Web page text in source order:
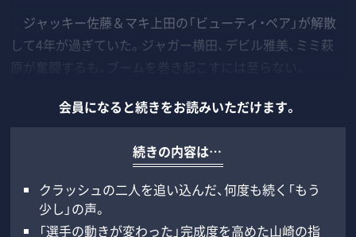
ジャッキー佐藤＆マキ上田の「ビューティ・ペア」が解散
して4年が過ぎていた。ジャガー横田、デビル雅美、ミミ萩
会員になると続きをお読みいただけます。
続きの内容は…
クラッシュの二人を追い込んだ、何度も続く「もう
少し」の声。
「選手の動きが変わった」完成度を高めた山崎の指